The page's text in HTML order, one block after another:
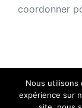
coordonner
Nous utilisons
expérience sur